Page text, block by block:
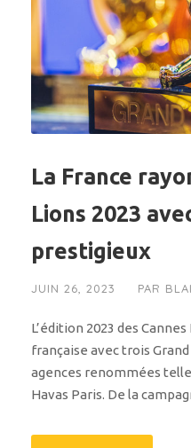
La France
Lions 2023
prestigieux
JUIN 26, 2023 PAR
L’édition 2023 des
française avec trois
agences renommées
Havas Paris. De la